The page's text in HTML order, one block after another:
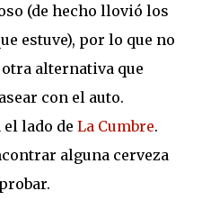
(de hecho llovió los
estuve), por lo que no
otra alternativa que
con el auto.
lado de La Cumbre.
alguna cerveza